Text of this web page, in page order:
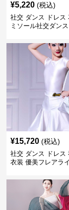
¥5,220 (税込)
社交 ダンス ドレス
ミソール社交ダン
¥15,720 (税込)
社交 ダンス ドレス
衣装 優美フレアラ